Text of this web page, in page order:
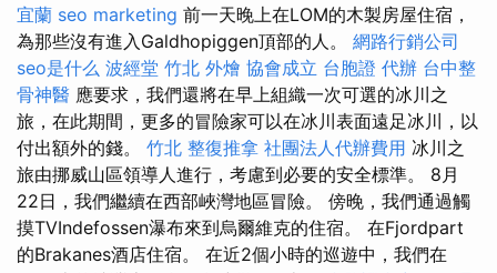
宜蘭 seo marketing 前一天晚上在LOM的木製房屋住宿，
為那些沒有進入Galdhopiggen頂部的人。 網路行銷公司
seo是什么 波經堂 竹北 外燴 協會成立 台胞證 代辦 台中整
骨神醫 應要求，我們還將在早上組織一次可選的冰川之
旅，在此期間，更多的冒險家可以在冰川表面遠足冰川，以
付出額外的錢。 竹北 整復推拿 社團法人代辦費用 冰川之
旅由挪威山區領導人進行，考慮到必要的安全標準。 8月
22日，我們繼續在西部峽灣地區冒險。 傍晚，我們通過觸
摸TVIndefossen瀑布來到烏爾維克的住宿。 在Fjordpart
的Brakanes酒店住宿。 在近2個小時的巡遊中，我們在